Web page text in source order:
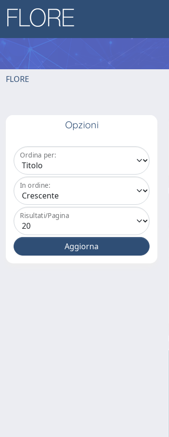
FLORE
Opzioni
Ordina per:
In ordine:
Risultati/Pagina